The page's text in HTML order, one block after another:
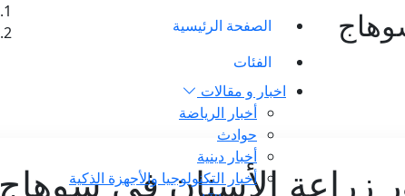
الصفحة الرئيسية
الفئات
اخبار و مقالات
أخبار الرياضة
حوادث
أخبار دينية
أخبار التكنولوجيا والأجهزة الذكية
زراعة الأسنان فى سوهاج